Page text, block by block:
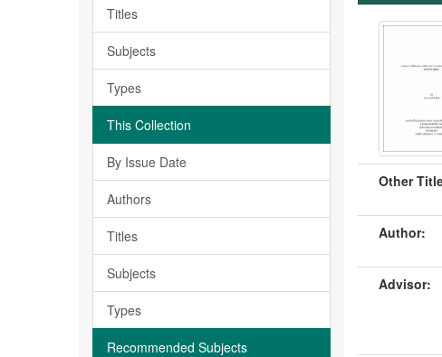
Titles
Subjects
Types
This Collection
By Issue Date
Authors
Titles
Subjects
Types
Recommended Subjects
Other
Author:
Advisor: